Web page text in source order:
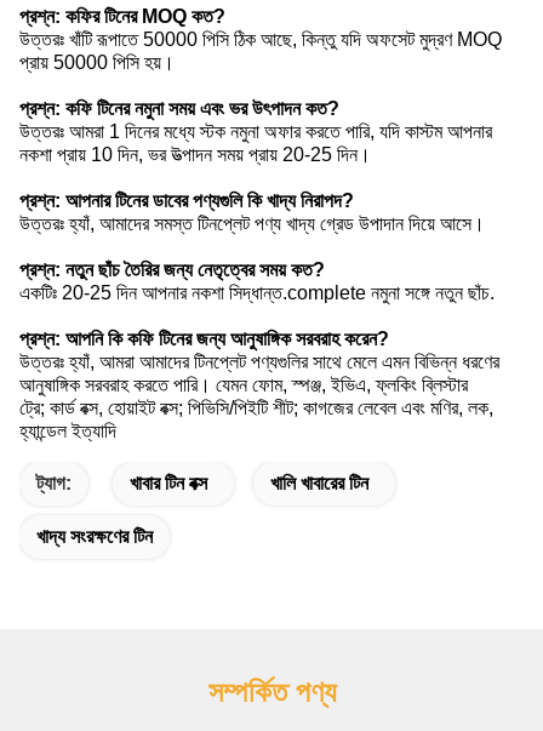
প্রশ্ন: কফির টিনের MOQ কত?
উত্তরঃ খাঁটি রূপাতে 50000 পিসি ঠিক আছে, কিন্তু যদি অফসেট মুদ্রণ MOQ
প্রায় 50000 পিসি হয়।
প্রশ্ন: কফি টিনের নমুনা সময় এবং ভর উৎপাদন কত?
উত্তরঃ আমরা 1 দিনের মধ্যে স্টক নমুনা অফার করতে পারি, যদি কাস্টম আপনার
নকশা প্রায় 10 দিন, ভর উত্পাদন সময় প্রায় 20-25 দিন।
প্রশ্ন: আপনার টিনের ডাবের পণ্যগুলি কি খাদ্য নিরাপদ?
উত্তরঃ হ্যাঁ, আমাদের সমস্ত টিনপ্লেট পণ্য খাদ্য গ্রেড উপাদান দিয়ে আসে।
প্রশ্ন: নতুন ছাঁচ তৈরির জন্য নেতৃত্বের সময় কত?
একটিঃ 20-25 দিন আপনার নকশা সিদ্ধান্ত.complete নমুনা সঙ্গে নতুন ছাঁচ.
প্রশ্ন: আপনি কি কফি টিনের জন্য আনুষাঙ্গিক সরবরাহ করেন?
উত্তরঃ হ্যাঁ, আমরা আমাদের টিনপ্লেট পণ্যগুলির সাথে মেলে এমন বিভিন্ন ধরণের
আনুষাঙ্গিক সরবরাহ করতে পারি। যেমন ফোম, স্পঞ্জ, ইভিএ, ফ্লকিং ব্লিস্টার
ট্রে; কার্ড বক্স, হোয়াইট বক্স; পিভিসি/পিইটি শীট; কাগজের লেবেল এবং মণির, লক,
হ্যান্ডেল ইত্যাদি
ট্যাগ: খাবার টিন বক্স খালি খাবারের টিন
খাদ্য সংরক্ষণের টিন
সম্পর্কিত পণ্য